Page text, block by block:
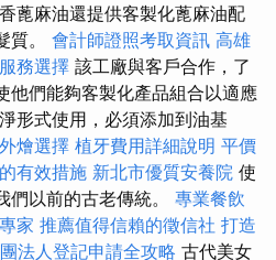
蓖麻油還提供客製化蓖麻油配
質。 會計師證照考取資訊 高雄
務選擇 該工廠與客戶合作，了
他們能夠客製化產品組合以適應
形式使用，必須添加到油基
燴選擇 植牙費用詳細說明 平價
有效措施 新北市優質安養院 使
們以前的古老傳統。 專業餐飲
家 推薦值得信賴的徵信社 打造
法人登記申請全攻略 古代美女